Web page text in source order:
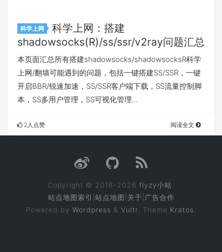
科学上网
科学上网：搭建
shadowsocks(R)/ss/ssr/v2ray问题汇总
本页面汇总所有搭建shadowsocks/shadowsocksR科学
上网/翻墙可能遇到的问题，包括一键搭建SS/SSR，一键
开启BBR/锐速加速，SS/SSR客户端下载，SS流量控制脚
本，SS多用户管理，SS可视化管理…
2人点赞 阅读全文
Copyright © 2016-2026 flyzy小站
站点地图索引 站点地图 关于 广告合作
Powered by Wordpress & Vultr . Theme Kratos.